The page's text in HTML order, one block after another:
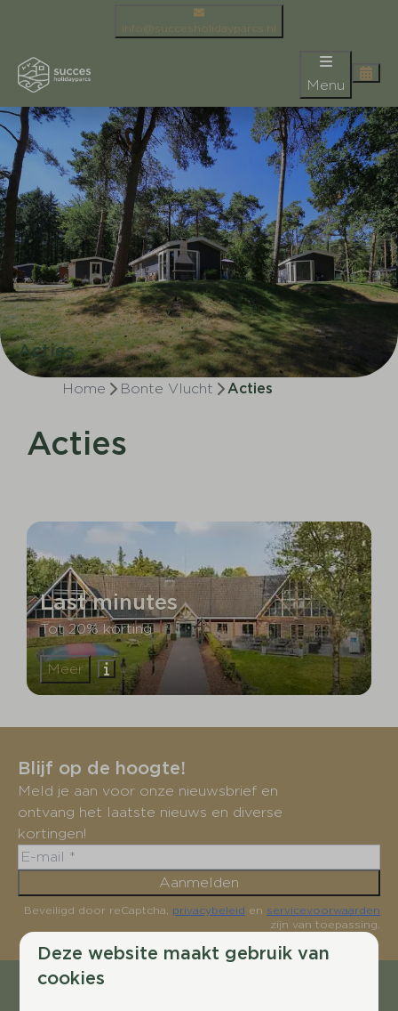
info@succesholidayparcs.nl
Menu
Acties
Home Bonte Vlucht Acties
Acties
Last minutes
Tot 20% korting
Meer
Blijf op de hoogte!
Meld je aan voor onze nieuwsbrief en
ontvang het laatste nieuws en diverse
kortingen!
Aanmelden
Beveiligd door reCaptcha, privacybeleid en servicevoorwaarden
zijn van toepassing.
Deze website maakt gebruik van
cookies